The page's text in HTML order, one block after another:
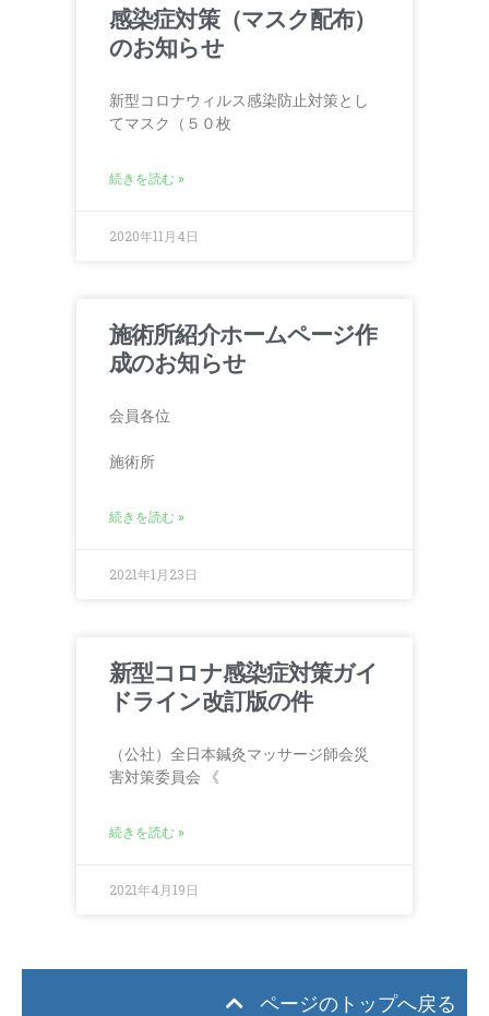
感染症対策（マスク配布）
のお知らせ
新型コロナウィルス感染防止対策とし
てマスク（５０枚
続きを読む »
2020年11月4日
施術所紹介ホームページ作
成のお知らせ
会員各位
施術所
続きを読む »
2021年1月23日
新型コロナ感染症対策ガイ
ドライン改訂版の件
（公社）全日本鍼灸マッサージ師会災
害対策委員会 《
続きを読む »
2021年4月19日
ページのトップへ戻る